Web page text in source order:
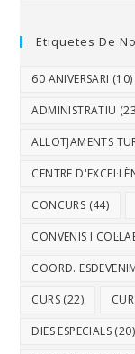
Etiquetes De
60 ANIVERSARI (10)
ADMINISTRATIU
ALLOTJAMENTS
CENTRE
CONCURS (44)
CONVENIS I
COORD.
CURS (22)
DIES ESPECIALS (20)